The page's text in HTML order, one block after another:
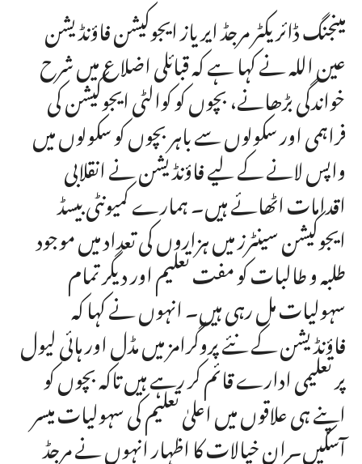
مینجنگ ڈائریکٹر مرجڈ ایریاز ایجوکیشن فاؤنڈیشن
عین اللہ نے کہا ہے کہ قبائلی اضلاع میں شرح
خواندگی بڑھانے، بچوں کو کوالٹی ایجوکیشن کی
فراہمی اور سکولوں سے باہر بچوں کو سکولوں میں
واپس لانے کے لیے فاؤنڈیشن نے انقلابی
اقدامات اٹھائے ہیں۔ ہمارے کمیونٹی بیسڈ
ایجوکیشن سینٹرز میں ہزاروں کی تعداد میں موجود
طلبہ و طالبات کو مفت تعلیم اور دیگر تمام
سہولیات مل رہی ہیں۔ انہوں نے کہا کہ
فاؤنڈیشن کے نئے پروگرامز میں مڈل اور ہائی لیول
پر تعلیمی ادارے قائم کر رہے ہیں تاکہ بچوں کو
اپنے ہی علاقوں میں اعلیٰ تعلیم کی سہولیات میسر
آسکیں۔ ان خیالات کا اظہار انہوں نے مرجڈ